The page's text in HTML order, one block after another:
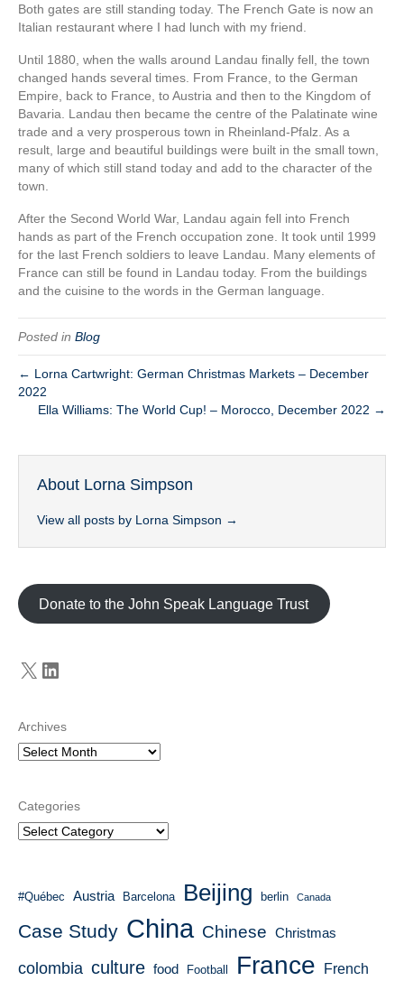
Both gates are still standing today. The French Gate is now an
Italian restaurant where I had lunch with my friend.
Until 1880, when the walls around Landau finally fell, the town
changed hands several times. From France, to the German
Empire, back to France, to Austria and then to the Kingdom of
Bavaria. Landau then became the centre of the Palatinate wine
trade and a very prosperous town in Rheinland-Pfalz. As a
result, large and beautiful buildings were built in the small town,
many of which still stand today and add to the character of the
town.
After the Second World War, Landau again fell into French
hands as part of the French occupation zone. It took until 1999
for the last French soldiers to leave Landau. Many elements of
France can still be found in Landau today. From the buildings
and the cuisine to the words in the German language.
Posted in Blog
← Lorna Cartwright: German Christmas Markets – December
2022
Ella Williams: The World Cup! – Morocco, December 2022 →
About Lorna Simpson
View all posts by Lorna Simpson →
Donate to the John Speak Language Trust
X LinkedIn
Archives
Categories
#Québec Austria Barcelona Beijing berlin Canada
Case Study China Chinese Christmas
colombia culture food Football France French